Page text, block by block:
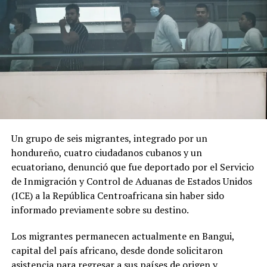
El cambio de Gobierno genera expectativas y
preocupación entre sectores de la población debido al
discurso de seguridad del nuevo presidente.
«Por los anuncios que ha hecho se nota que va a ser
como de una mano fuerte, ojalá que no vaya a haber una
nueva violencia», declaró a AFP Óscar Obando, un
trabajador de 67 años que se dedica a redactar
documentos en las calles de Cali utilizando una máquina
de escribir.
De la Espriella, quien utiliza el sobrenombre de «El
Un grupo de seis migrantes, integrado por un
hondureño, cuatro ciudadanos cubanos y un
ecuatoriano, denunció que fue deportado por el Servicio
de Inmigración y Control de Aduanas de Estados Unidos
(ICE) a la República Centroafricana sin haber sido
informado previamente sobre su destino.
Los migrantes permanecen actualmente en Bangui,
capital del país africano, desde donde solicitaron